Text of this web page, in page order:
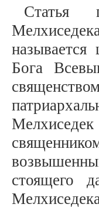
Статья
Бога
стоящего